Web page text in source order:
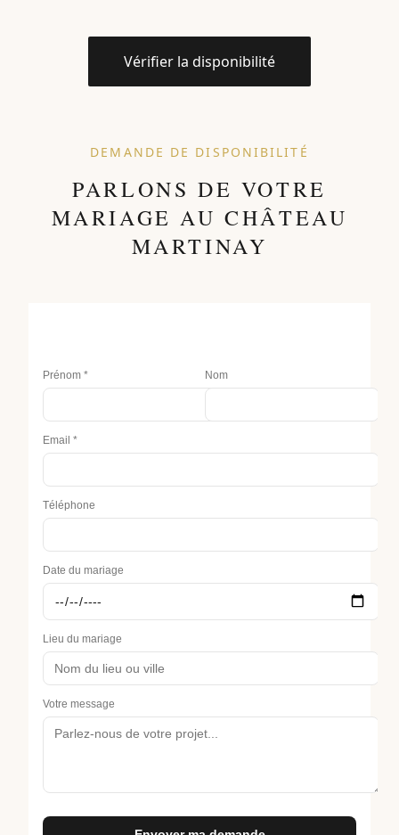
Vérifier la disponibilité
DEMANDE DE DISPONIBILITÉ
PARLONS DE VOTRE
MARIAGE AU CHÂTEAU
MARTINAY